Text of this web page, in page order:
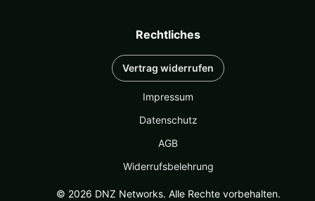
Rechtliches
Vertrag widerrufen
Impressum
Datenschutz
AGB
Widerrufsbelehrung
© 2026 DNZ Networks. Alle Rechte vorbehalten.